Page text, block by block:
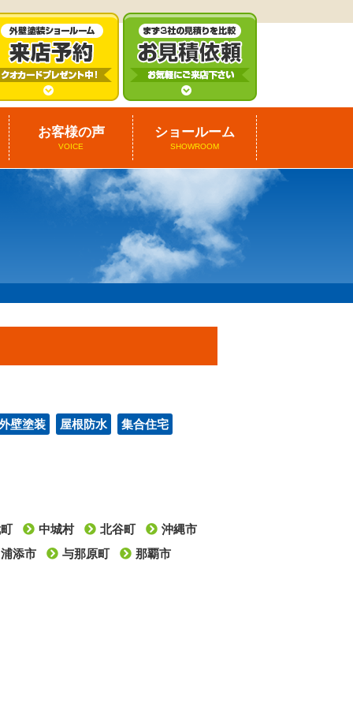
お客様の声
VOICE
ショールーム
SHOWROOM
壁塗装 屋根防水 集合住宅
中城村 北谷町
沖縄市
浦添市
与那原町 那覇市